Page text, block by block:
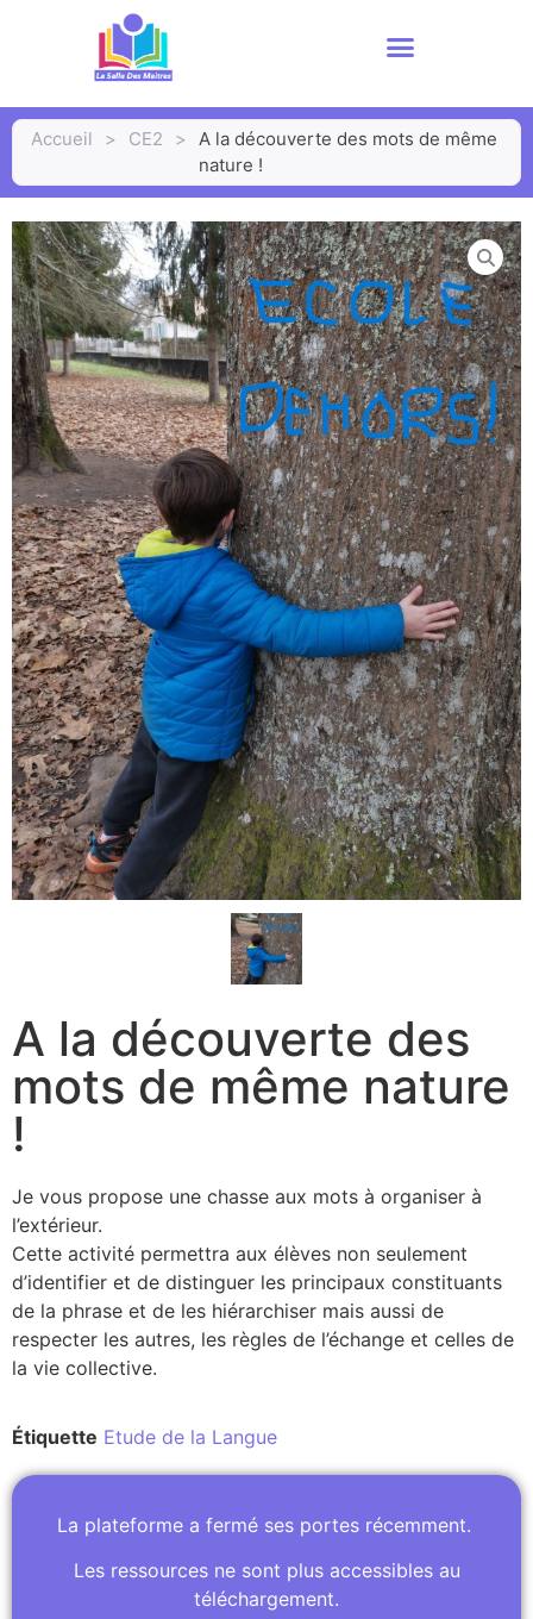
Accueil > CE2 >
A la découverte des mots de même
nature !
A la découverte des
mots de même nature
!
Je vous propose une chasse aux mots à organiser à
l’extérieur.
Cette activité permettra aux élèves non seulement
d’identifier et de distinguer les principaux constituants
de la phrase et de les hiérarchiser mais aussi de
respecter les autres, les règles de l’échange et celles de
la vie collective.
Étiquette Etude de la Langue
La plateforme a fermé ses portes récemment.
Les ressources ne sont plus accessibles au
téléchargement.